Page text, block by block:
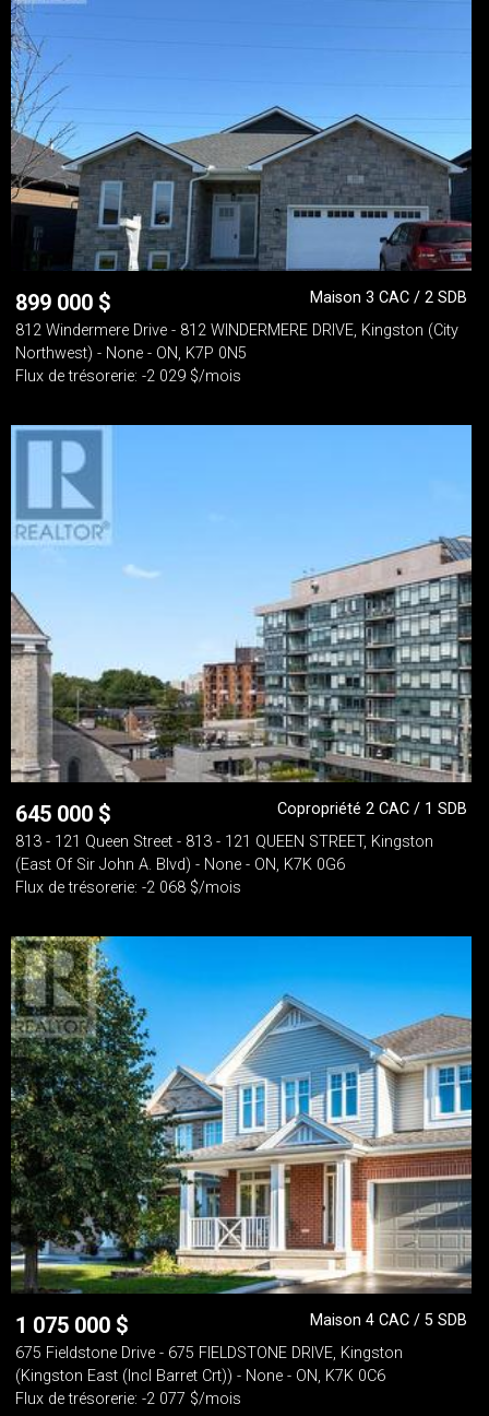
899 000 $
Maison 3 CAC / 2 SDB
812 Windermere Drive - 812 WINDERMERE DRIVE, Kingston (City
Northwest) - None - ON, K7P 0N5
Flux de trésorerie: -2 029 $/mois
645 000 $
Copropriété 2 CAC / 1 SDB
813 - 121 Queen Street - 813 - 121 QUEEN STREET, Kingston
(East Of Sir John A. Blvd) - None - ON, K7K 0G6
Flux de trésorerie: -2 068 $/mois
1 075 000 $
Maison 4 CAC / 5 SDB
675 Fieldstone Drive - 675 FIELDSTONE DRIVE, Kingston
(Kingston East (Incl Barret Crt)) - None - ON, K7K 0C6
Flux de trésorerie: -2 077 $/mois